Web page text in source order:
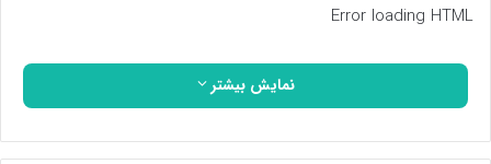
Error loading HTML
نمایش بیشتر